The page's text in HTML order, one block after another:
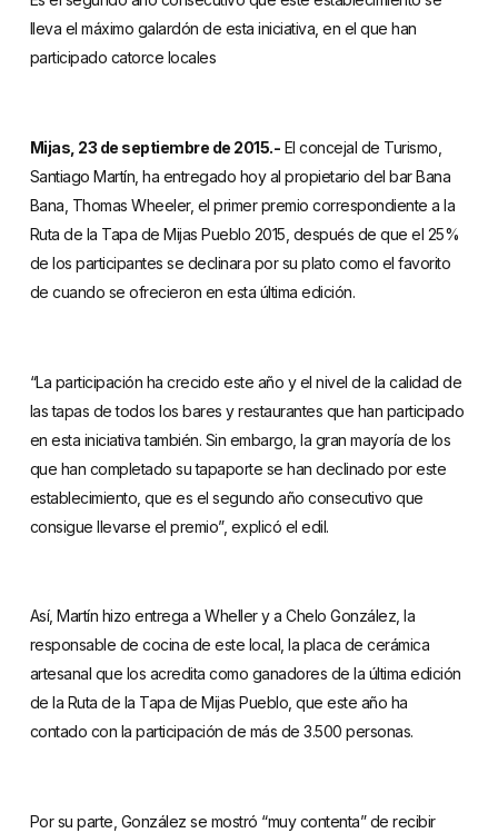
lleva el máximo galardón de esta iniciativa, en el que han
participado catorce locales
Mijas, 23 de septiembre de 2015.- El concejal de Turismo,
Santiago Martín, ha entregado hoy al propietario del bar Bana
Bana, Thomas Wheeler, el primer premio correspondiente a la
Ruta de la Tapa de Mijas Pueblo 2015, después de que el 25%
de los participantes se declinara por su plato como el favorito
de cuando se ofrecieron en esta última edición.
“La participación ha crecido este año y el nivel de la calidad de
las tapas de todos los bares y restaurantes que han participado
en esta iniciativa también. Sin embargo, la gran mayoría de los
que han completado su tapaporte se han declinado por este
establecimiento, que es el segundo año consecutivo que
consigue llevarse el premio”, explicó el edil.
Así, Martín hizo entrega a Wheller y a Chelo González, la
responsable de cocina de este local, la placa de cerámica
artesanal que los acredita como ganadores de la última edición
de la Ruta de la Tapa de Mijas Pueblo, que este año ha
contado con la participación de más de 3.500 personas.
Por su parte, González se mostró “muy contenta” de recibir